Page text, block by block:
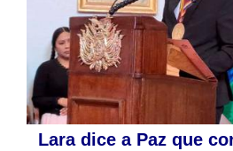
Lara dice a Paz que